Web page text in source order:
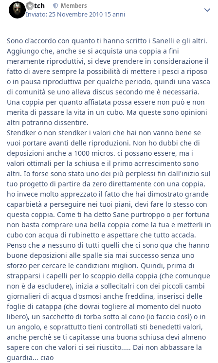
Mitch Members
Inviato:25 Novembre 2010 15 anni
Sono d'accordo con quanto ti hanno scritto i Sanelli e gli altri.
Aggiungo che, anche se si acquista una coppia a fini
meramente riproduttivi, si deve prendere in considerazione il
fatto di avere sempre la possibilità di mettere i pesci a riposo
o in pausa riproduttiva per qualche periodo, quindi una vasca
di comunità se uno alleva discus secondo me è necessaria.
Una coppia per quanto affiatata possa essere non può e non
merita di passare la vita in un cubo. Ma queste sono opinioni
altri potranno dissentire.
Stendker o non stendker i valori che hai non vanno bene se
vuoi portare avanti delle riproduzioni. Non ho dubbi che di
deposizioni anche a 1000 micros. ci possano essere, ma i
valori ottimali per la schiusa e il primo acrrescimento sono
altri. Io forse sono stato uno dei più perplessi fin dall'inizio sul
tuo progetto di partire da zero direttamente con una coppia,
ho invece molto apprezzato il fatto che hai dimostrato grande
caparbietà a perseguire nei tuoi piani, devi fare lo stesso con
questa coppia. Come ti ha detto Sane purtroppo o per fortuna
non basta comprare una bella coppia come la tua e metterli in
cubo con acqua di rubinetto e aspettare che tutto accada.
Penso che a nessuno di tutti quelli che ci sono qua che hanno
buone deposizioni alle spalle sia mai successo senza uno
sforzo per cercare le condizioni migliori. Quindi, prima di
strapparsi i capelli per lo scoppio della coppia (che comunque
non è da escludere), inizia a sollecitalri con dei piccoli cambi
giornalieri di acqua d'osmosi anche freddina, inserisci delle
foglie di catappa (che dovrai togliere al momento del nuoto
libero), un sacchetto di torba sotto al cono (io faccio così) o in
un angolo, e soprattutto tieni controllati sti benedetti valori,
anche perchè se ti capitasse una buona schiusa devi almeno
sapere con che valori ci sei riuscito..... Dai non abbassare la
guardia... ciao